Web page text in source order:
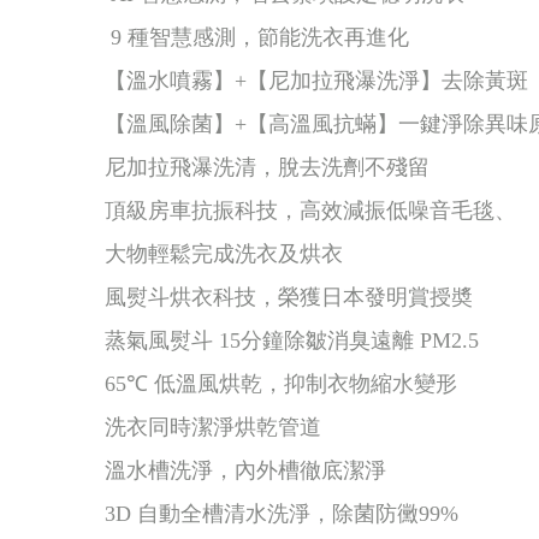
9 種智慧感測，節能洗衣再進化
【溫水噴霧】+【尼加拉飛瀑洗淨】去除黃斑
【溫風除菌】+【高溫風抗蟎】一鍵淨除異味
尼加拉飛瀑洗清，脫去洗劑不殘留
頂級房車抗振科技，高效減振低噪音毛毯、
大物輕鬆完成洗衣及烘衣
風熨斗烘衣科技，榮獲日本發明賞授奬
蒸氣風熨斗 15分鐘除皺消臭遠離 PM2.5
65℃ 低溫風烘乾，抑制衣物縮水變形
洗衣同時潔淨烘乾管道
溫水槽洗淨，內外槽徹底潔淨
3D 自動全槽清水洗淨，除菌防黴99%